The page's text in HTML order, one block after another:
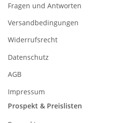
Fragen und Antworten
Versandbedingungen
Widerrufsrecht
Datenschutz
AGB
Impressum
Prospekt & Preislisten